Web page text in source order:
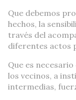
Que debemos
hechos, la
través del
diferentes actos
Que es
los vecinos, a
intermedias,